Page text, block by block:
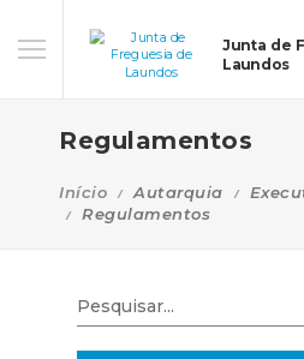
Junta de
Laundos
Regulamentos
Início Autarquia
Regulamentos